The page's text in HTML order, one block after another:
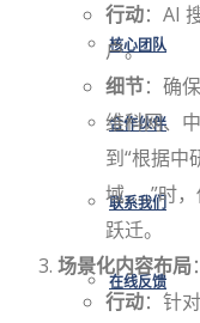
核心团队
合作伙伴
联系我们
在线反馈
行动：AI
户。
细节：确
维科网、
到“根据中
域……”时
跃迁。
场景化内容布局：
行动：针